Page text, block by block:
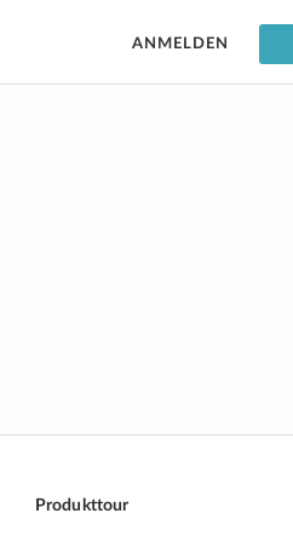
ANMELDEN
Produkttour